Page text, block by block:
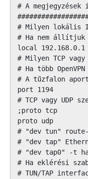
# A
# Milyen lokális
# Ha nem állítjuk
local 192.168.0.1
# Milyen TCP
# Ha több
# A tűzfalon
port 1194
# TCP vagy UDP
;proto tcp
proto udp
# "dev tun"
# "dev tap"
# "dev tap0" -t
# Ha eklérési
# TUN/TAP